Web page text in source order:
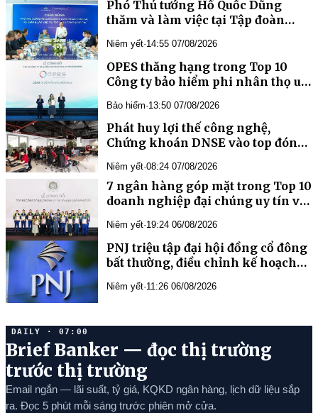
Phó Thủ tướng Hồ Quốc Dũng
thăm và làm việc tại Tập đoàn
Niêm yết·14:55 07/08/2026
OPES thăng hạng trong Top 10
Công ty bảo hiểm phi nhân thọ uy
Bảo hiểm·13:50 07/08/2026
Phát huy lợi thế công nghệ,
Chứng khoán DNSE vào top đóng
Niêm yết·08:24 07/08/2026
7 ngân hàng góp mặt trong Top 10
doanh nghiệp đại chúng uy tín và
Niêm yết·19:24 06/08/2026
PNJ triệu tập đại hội đồng cổ đông
bất thường, điều chỉnh kế hoạch
Niêm yết·11:26 06/08/2026
DAILY · 07:00
Brief Banker — đọc thị trường
trước thị trường
Email ngắn — lãi suất, tỷ giá, KQKD ngân hàng, lịch dữ liệu sắp
ra. Đọc 5 phút mỗi sáng trước phiên mở cửa.